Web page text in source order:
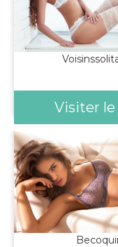
Visiter